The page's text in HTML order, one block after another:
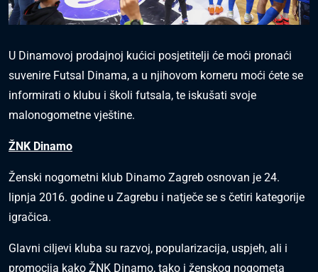
U Dinamovoj prodajnoj kućici posjetitelji će moći pronaći
suvenire Futsal Dinama, a u njihovom korneru moći ćete se
informirati o klubu i školi futsala, te iskušati svoje
malonogometne vještine.
ŽNK Dinamo
Ženski nogometni klub Dinamo Zagreb osnovan je 24.
lipnja 2016. godine u Zagrebu i natječe se s četiri kategorije
igračica.
Glavni ciljevi kluba su razvoj, popularizacija, uspjeh, ali i
promocija kako ŽNK Dinamo, tako i ženskog nogometa